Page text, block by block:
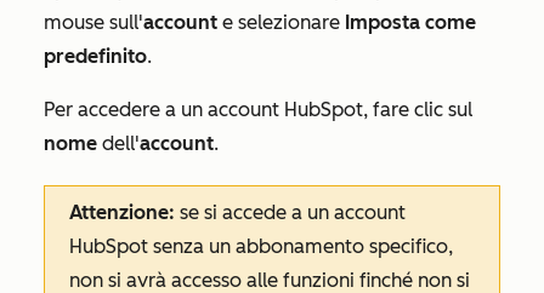
mouse sull'account e selezionare Imposta come
predefinito.
Per accedere a un account HubSpot, fare clic sul
nome dell'account.
Attenzione: se si accede a un account
HubSpot senza un abbonamento specifico,
non si avrà accesso alle funzioni finché non si